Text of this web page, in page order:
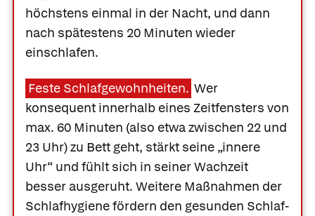
höchstens einmal in der Nacht, und dann
nach spätestens 20 Minuten wieder
einschlafen.
Feste Schlafgewohnheiten. Wer
konsequent innerhalb eines Zeitfensters von
max. 60 Minuten (also etwa zwischen 22 und
23 Uhr) zu Bett geht, stärkt seine „innere
Uhr“ und fühlt sich in seiner Wachzeit
besser ausgeruht. Weitere Maßnahmen der
Schlafhygiene fördern den gesunden Schlaf-